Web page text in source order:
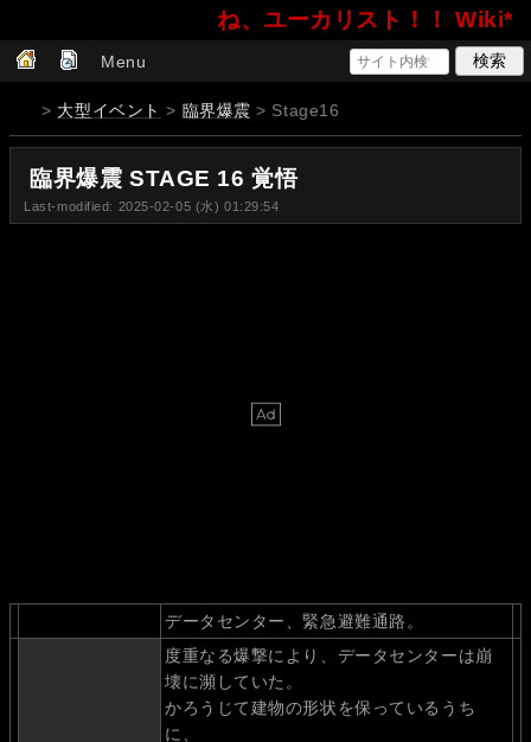
ね、ユーカリスト！！ Wiki*
Menu
> 大型イベント > 臨界爆震 > Stage16
臨界爆震 STAGE 16 覚悟
Last-modified: 2025-02-05 (水) 01:29:54
データセンター、緊急避難通路。
度重なる爆撃により、データセンターは崩
壊に瀕していた。
かろうじて建物の形状を保っているうち
に、